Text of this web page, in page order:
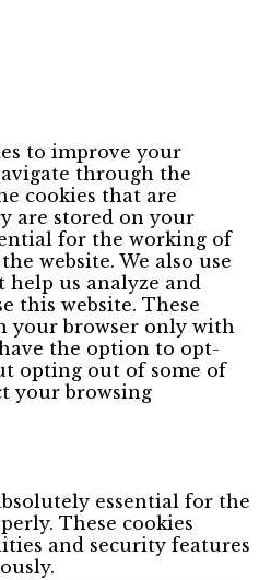
to improve your
through the
cookies that are
are stored on your
for the working of
website. We also use
us analyze and
this website. These
your browser only with
the option to opt-
opting out of some of
your browsing
essential for the
These cookies
and security features